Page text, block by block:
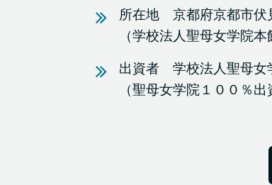
所在地 京都府京都市伏
（学校法人聖母女学院本
出資者 学校法人聖母女
（聖母女学院１００％出